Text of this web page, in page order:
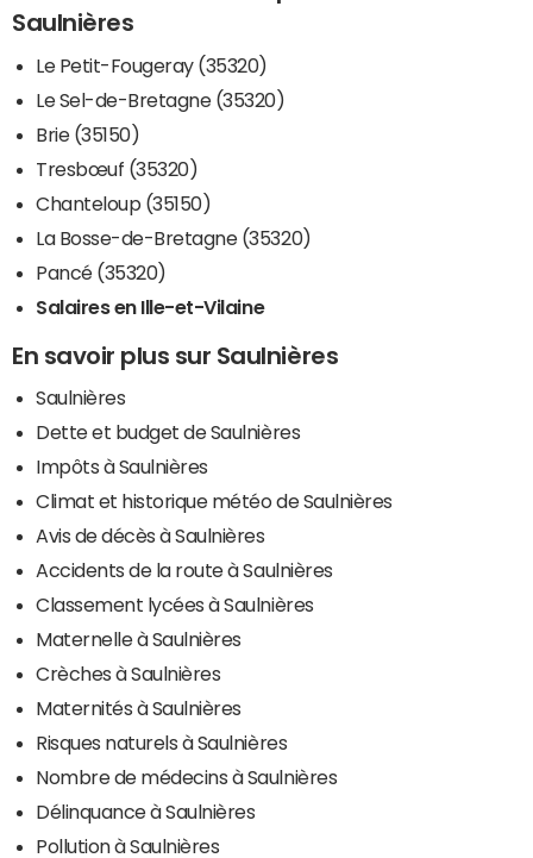
Saulnières
Le Petit-Fougeray (35320)
Le Sel-de-Bretagne (35320)
Brie (35150)
Tresbœuf (35320)
Chanteloup (35150)
La Bosse-de-Bretagne (35320)
Pancé (35320)
Salaires en Ille-et-Vilaine
En savoir plus sur Saulnières
Saulnières
Dette et budget de Saulnières
Impôts à Saulnières
Climat et historique météo de Saulnières
Avis de décès à Saulnières
Accidents de la route à Saulnières
Classement lycées à Saulnières
Maternelle à Saulnières
Crèches à Saulnières
Maternités à Saulnières
Risques naturels à Saulnières
Nombre de médecins à Saulnières
Délinquance à Saulnières
Pollution à Saulnières